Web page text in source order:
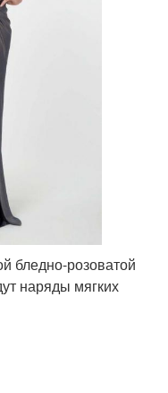
бледно-розоватой
наряды мягких